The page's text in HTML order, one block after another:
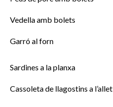
Vedella amb bolets
Garró al forn
Sardines a la planxa
Cassoleta de llagostins a l’allet